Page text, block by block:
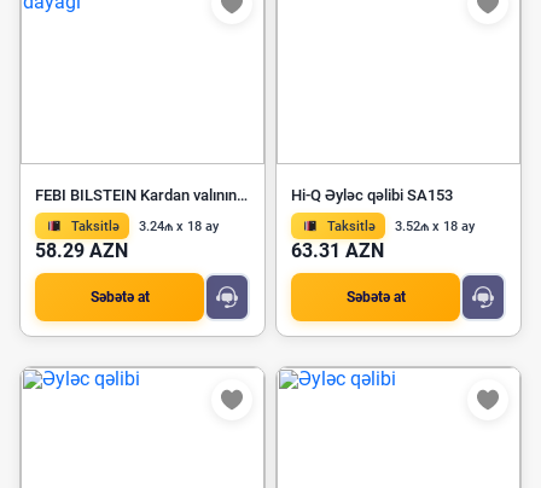
FEBI BILSTEIN Kardan valının mərkəz dayağı 34039
Taksitlə 3.24₼ x 18 ay
58.29 AZN
Səbətə at
Hi-Q Əyləc qəlibi SA153
Taksitlə 3.52₼ x 18 ay
63.31 AZN
Səbətə at